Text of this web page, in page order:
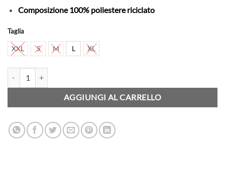
Composizione100% poliestere riciclato
Taglia
XXL S M L XL
AGGIUNGI AL CARRELLO